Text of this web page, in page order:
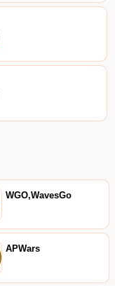
WGO,WavesGo
APWars